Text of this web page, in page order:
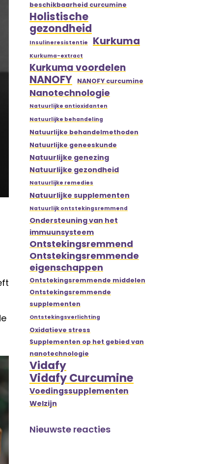
beschikbaarheid curcumine
Holistische
gezondheid
Insulineresistentie Kurkuma
Kurkuma-extract
Kurkuma voordelen
NANOFY NANOFY curcumine
Nanotechnologie
Natuurlijke antioxidanten
Natuurlijke behandeling
Natuurlijke behandelmethoden
Natuurlijke geneeskunde
Natuurlijke genezing
Natuurlijke gezondheid
Natuurlijke remedies
Natuurlijke supplementen
Natuurlijk ontstekingsremmend
Ondersteuning van het
immuunsysteem
Ontstekingsremmend
Ontstekingsremmende
eigenschappen
Ontstekingsremmende middelen
Ontstekingsremmende
supplementen
Ontstekingsverlichting
Oxidatieve stress
Supplementen op het gebied van
nanotechnologie
Vidafy
Vidafy Curcumine
Voedingssupplementen
Welzijn
Nieuwste reacties